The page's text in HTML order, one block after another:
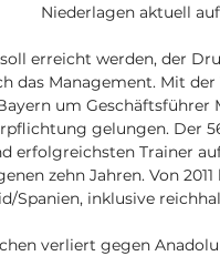
Niederlagen aktuell
erreicht werden, der
das Management. Mit
um
gelungen. Der
erfolgreichsten Trainer
zehn Jahren. Von
Spanien, inklusive
verliert gegen